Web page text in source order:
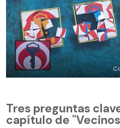
Tres preguntas
capítulo de